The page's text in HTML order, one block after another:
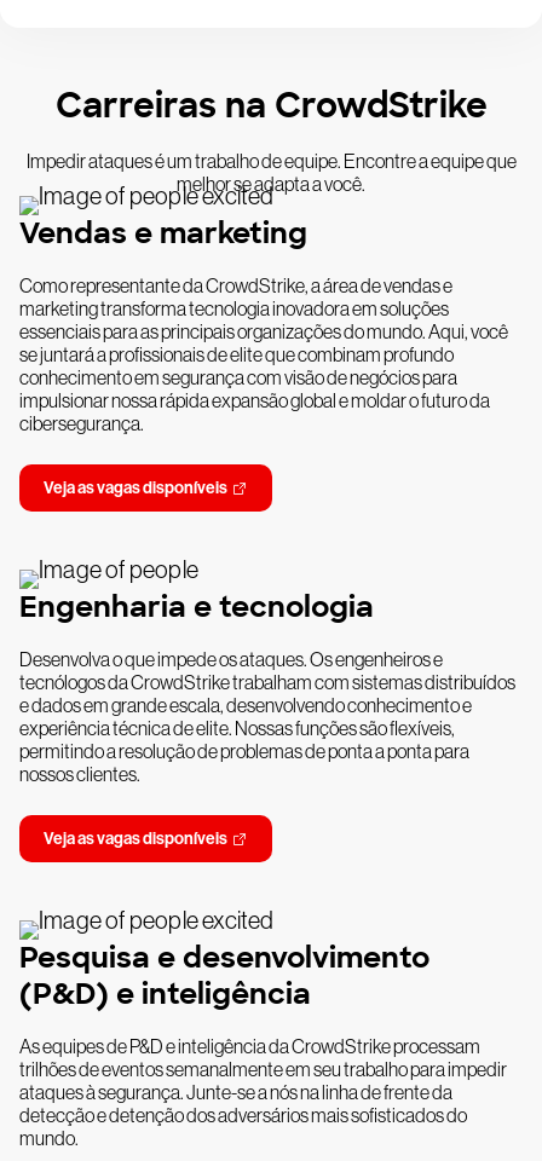
Carreiras na CrowdStrike
Impedir ataques é um trabalho de equipe. Encontre a equipe que
melhor se adapta a você.
Vendas e marketing
Como representante da CrowdStrike, a área de vendas e
marketing transforma tecnologia inovadora em soluções
essenciais para as principais organizações do mundo. Aqui, você
se juntará a profissionais de elite que combinam profundo
conhecimento em segurança com visão de negócios para
impulsionar nossa rápida expansão global e moldar o futuro da
cibersegurança.
Veja as vagas disponíveis
Engenharia e tecnologia
Desenvolva o que impede os ataques. Os engenheiros e
tecnólogos da CrowdStrike trabalham com sistemas distribuídos
e dados em grande escala, desenvolvendo conhecimento e
experiência técnica de elite. Nossas funções são flexíveis,
permitindo a resolução de problemas de ponta a ponta para
nossos clientes.
Veja as vagas disponíveis
Pesquisa e desenvolvimento
(P&D) e inteligência
As equipes de P&D e inteligência da CrowdStrike processam
trilhões de eventos semanalmente em seu trabalho para impedir
ataques à segurança. Junte-se a nós na linha de frente da
detecção e detenção dos adversários mais sofisticados do
mundo.